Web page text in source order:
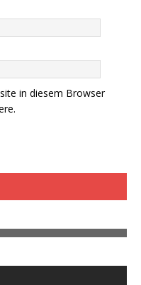
in diesem Browser